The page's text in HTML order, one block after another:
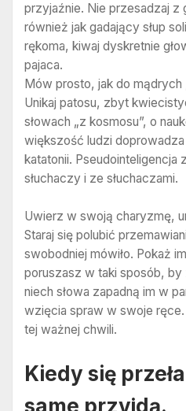
przyjaźnie. Nie przesadzaj z
również jak gadający słup
rękoma, kiwaj dyskretnie
pajaca.
Mów prosto, jak do mądrych
Unikaj patosu, zbyt
słowach „z kosmosu”, o
większość ludzi doprowadza
katatonii. Pseudointeligencja
słuchaczy i ze słuchaczami.
Uwierz w swoją charyzmę,
Staraj się polubić
swobodniej mówiło. Pokaż
poruszasz w taki sposób, by
niech słowa zapadną im w
wzięcia spraw w swoje
tej ważnej chwili.
Kiedy się
same przyjdą.